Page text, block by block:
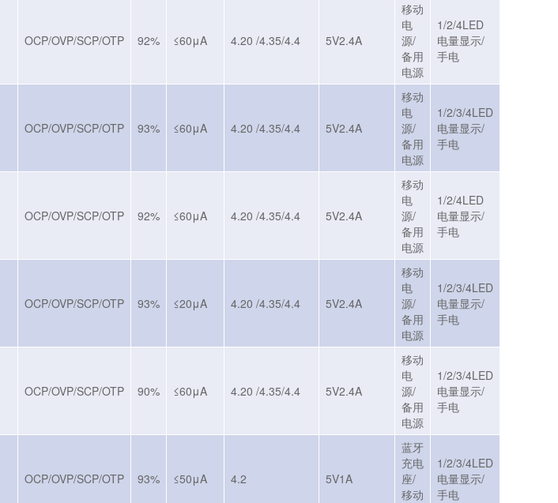
OCP/OVP/SCP/OTP 92% ≤60μA 4.20 /4.35/4.4 5V2.4A
移动
电
源/
备用
电源
1/2/4LED
电量显示/
手电
OCP/OVP/SCP/OTP 93% ≤60μA 4.20 /4.35/4.4 5V2.4A
移动
电
源/
备用
电源
1/2/3/4LED
电量显示/
手电
OCP/OVP/SCP/OTP 92% ≤60μA 4.20 /4.35/4.4 5V2.4A
移动
电
源/
备用
电源
1/2/4LED
电量显示/
手电
OCP/OVP/SCP/OTP 93% ≤20μA 4.20 /4.35/4.4 5V2.4A
移动
电
源/
备用
电源
1/2/3/4LED
电量显示/
手电
OCP/OVP/SCP/OTP 90% ≤60μA 4.20 /4.35/4.4 5V2.4A
移动
电
源/
备用
电源
1/2/3/4LED
电量显示/
手电
OCP/OVP/SCP/OTP 93% ≤50μA 4.2 5V1A
蓝牙
充电
座/
移动
1/2/3/4LED
电量显示/
手电